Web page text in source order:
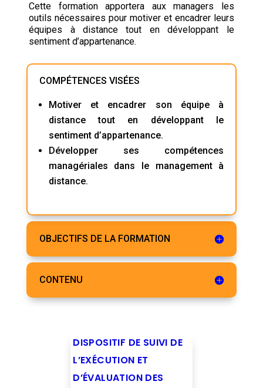
Cette formation apportera aux managers les
outils nécessaires pour motiver et encadrer leurs
équipes à distance tout en développant le
sentiment d’appartenance.
COMPÉTENCES VISÉES
Motiver et encadrer son équipe à
distance tout en développant le
sentiment d’appartenance.
Développer ses compétences
managériales dans le management à
distance.
OBJECTIFS DE LA FORMATION
CONTENU
DISPOSITIF DE SUIVI DE
L’EXÉCUTION ET
D’ÉVALUATION DES